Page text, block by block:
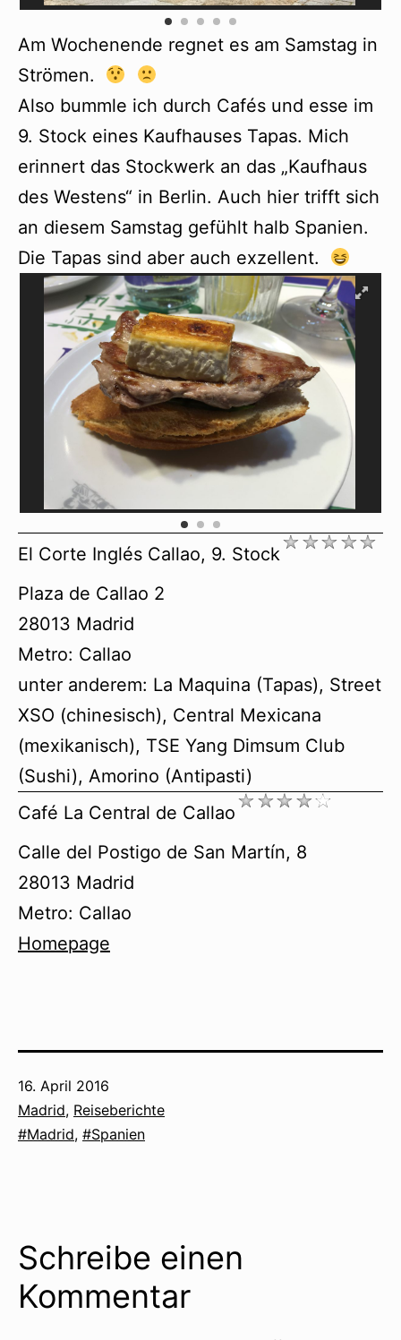
Am Wochenende regnet es am Samstag in
Strömen.
Also bummle ich durch Cafés und esse im
9. Stock eines Kaufhauses Tapas. Mich
erinnert das Stockwerk an das „Kaufhaus
des Westens“ in Berlin. Auch hier trifft sich
an diesem Samstag gefühlt halb Spanien.
Die Tapas sind aber auch exzellent.
El Corte Inglés Callao, 9. Stock
Plaza de Callao 2
28013 Madrid
Metro: Callao
unter anderem: La Maquina (Tapas), Street
XSO (chinesisch), Central Mexicana
(mexikanisch), TSE Yang Dimsum Club
(Sushi), Amorino (Antipasti)
Café La Central de Callao
Calle del Postigo de San Martín, 8
28013 Madrid
Metro: Callao
Homepage
Veröffentlicht
am
16. April 2016
Kategorisiert
als
Madrid, Reiseberichte
Verschlagwortet
Madrid, Spanien
Schreibe einen
Kommentar